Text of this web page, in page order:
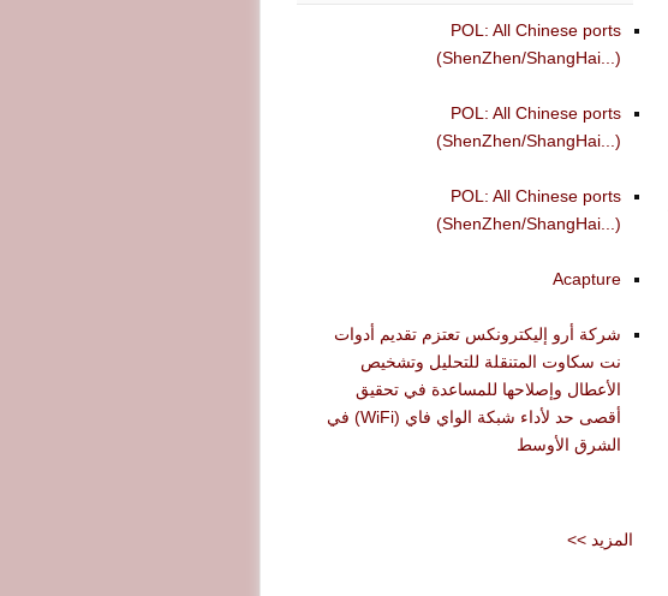
POL: All Chinese ports
(ShenZhen/ShangHai...)
POL: All Chinese ports
(ShenZhen/ShangHai...)
POL: All Chinese ports
(ShenZhen/ShangHai...)
Acapture
شركة أرو إليكترونكس تعتزم تقديم أدوات
نت سكاوت المتنقلة للتحليل وتشخيص
الأعطال وإصلاحها للمساعدة في تحقيق
أقصى حد لأداء شبكة الواي فاي (WiFi) في
الشرق الأوسط
<< المزيد